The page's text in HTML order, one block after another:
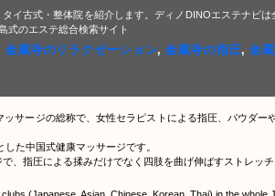
イ古式・整体院を紹介します。ディノDINOエステナビは
式のエステ総合検索サイト
金蔵寺のリラクゼーション,金蔵寺の指圧,金
サージの総称で、女性セラピストによる指圧、パウダー
た中国式健康マッサージです。
、指圧による揉みだけでなく四肢を曲げ伸ばすストレッチ